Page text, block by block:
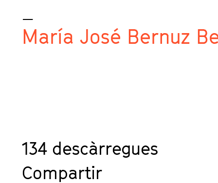
_
María José Bernuz
134 descàrregues
Compartir